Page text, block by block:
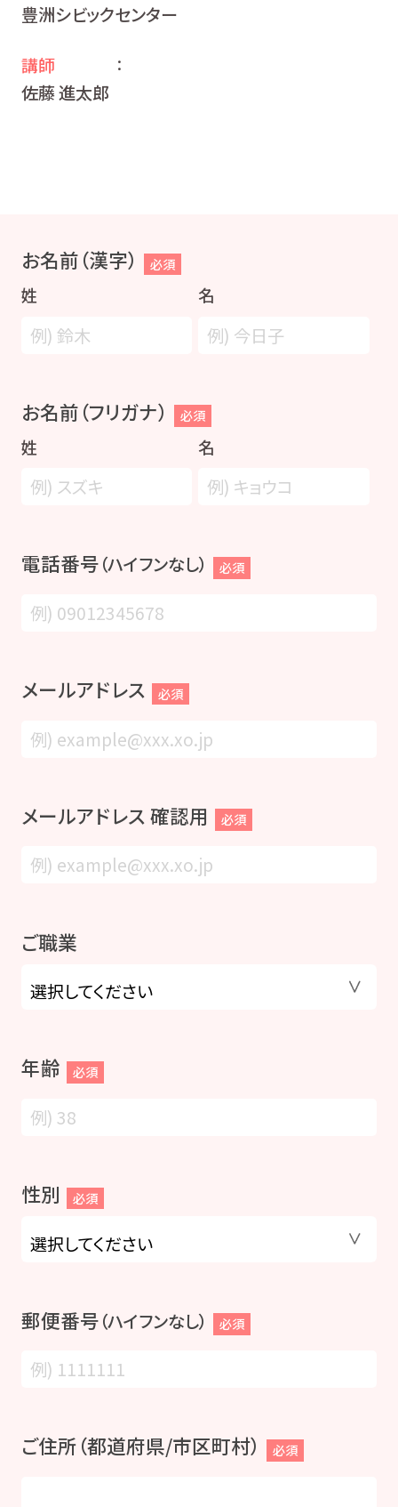
豊洲シビックセンター
講師 ：
佐藤 進太郎
お名前（漢字） 必須
姓 名
お名前（フリガナ） 必須
姓 名
電話番号（ハイフンなし） 必須
メールアドレス 必須
メールアドレス 確認用 必須
ご職業
年齢 必須
性別 必須
郵便番号（ハイフンなし） 必須
ご住所（都道府県/市区町村） 必須